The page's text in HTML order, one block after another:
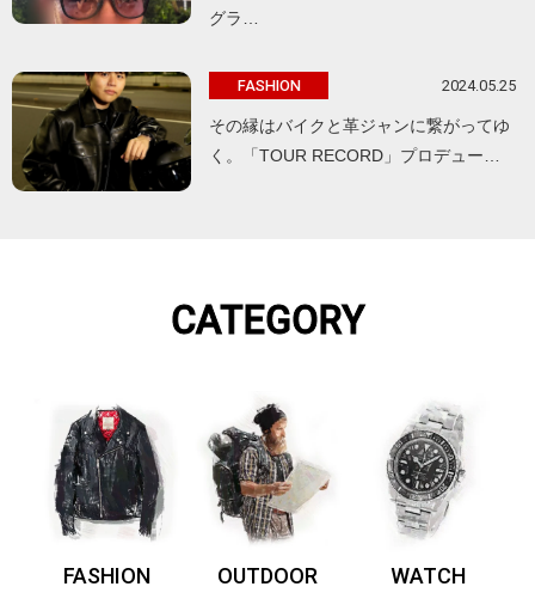
グラ…
FASHION 2024.05.25
その縁はバイクと革ジャンに繋がってゆ
く。「TOUR RECORD」プロデュー…
CATEGORY
FASHION OUTDOOR WATCH